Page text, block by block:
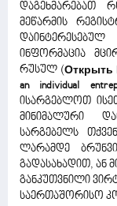
დაგეხმარებათ
მეწარმის
ინფორმაცია
რუსულ (Открыть
an individual
ისარგებლოთ
მინიმალური
სარგებელს
ლარამდე
გადასახადით, ან
განკუთვნილი
საერთაშორისო